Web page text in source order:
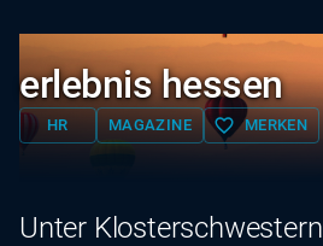
erlebnis hessen
HR MAGAZINE favorite_border MERKEN
Unter Klosterschwestern